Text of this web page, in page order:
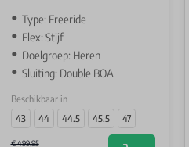
Type: Freeride
Flex: Stijf
Doelgroep: Heren
Sluiting: Double BOA
Beschikbaar in
43
44 44.5 45.5 47
€ 499,95